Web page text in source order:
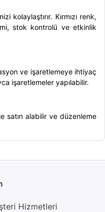
Kırmızı renk,
stok kontrolü ve etkinlik
ve işaretlemeye ihtiyaç
işaretlemeler yapılabilir.
satın alabilir ve düzenleme
Hizmetleri